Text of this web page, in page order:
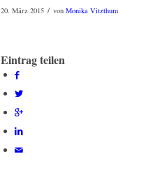
20. März 2015 / von Monika Vitzthum
Eintrag teilen